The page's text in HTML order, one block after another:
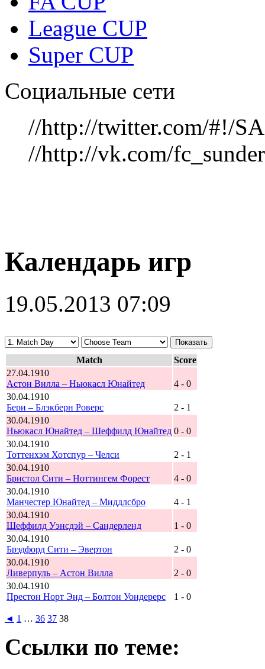
League CUP
Super CUP
Социальные сети
//http://twitter.com/#!/
//http://vk.com/
Календарь игр
19.05.2013 07:09
Match
Score
27.04.1910
Астон Вилла – Ньюкасл Юнайтед
4 - 0
30.04.1910
Бери – Блэкберн Роверс
2 - 1
30.04.1910
Ньюкасл Юнайтед – Шеффилд Юнайтед 0 - 0
30.04.1910
Тоттенхэм Хотспур – Челси
2 - 1
30.04.1910
Бристол Сити – Ноттингем Форест
4 - 0
30.04.1910
Манчестер Юнайтед – Миддлсбро
4 - 1
30.04.1910
Шеффилд Уэнсдэй – Сандерленд
1 - 0
30.04.1910
Брэдфорд Сити – Эвертон
2 - 0
30.04.1910
Ливерпуль – Астон Вилла
2 - 0
30.04.1910
Престон Норт Энд – Болтон Уондерерс
1 - 0
◄ 1 … 36 37 38
Ссылки по теме: